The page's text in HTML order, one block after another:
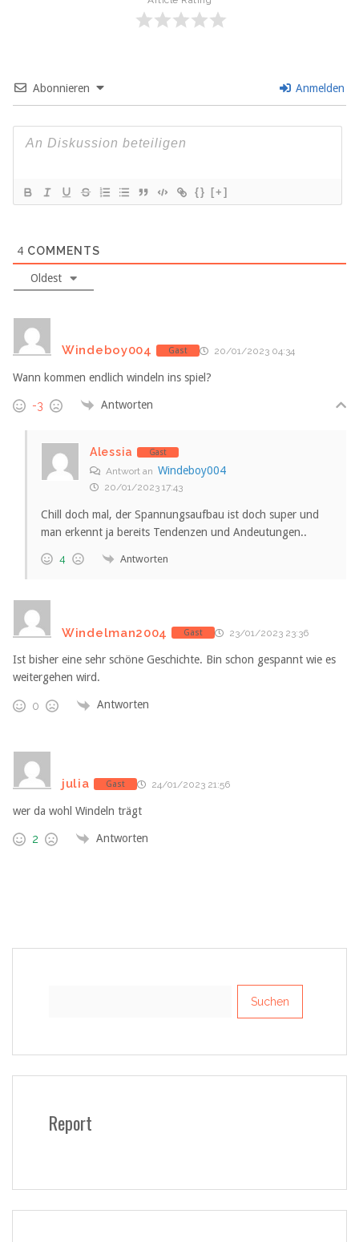
Abonnieren Anmelden
{} [+]
4 COMMENTS
Oldest
Windeboy004 Gast 20/01/2023 04:34
Wann kommen endlich windeln ins spiel?
-3 Antworten
Alessia Gast
Antwort an Windeboy004
20/01/2023 17:43
Chill doch mal, der Spannungsaufbau ist doch super und
man erkennt ja bereits Tendenzen und Andeutungen..
4 Antworten
Windelman2004 Gast 23/01/2023 23:36
Ist bisher eine sehr schöne Geschichte. Bin schon gespannt wie es
weitergehen wird.
0 Antworten
julia Gast 24/01/2023 21:56
wer da wohl Windeln trägt
2 Antworten
Report